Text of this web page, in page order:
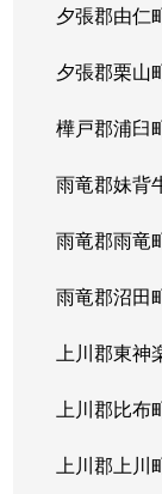
夕張郡由仁
夕張郡栗山
樺戸郡浦臼
雨竜郡妹背
雨竜郡雨竜
雨竜郡沼田
上川郡東神
上川郡比布
上川郡上川